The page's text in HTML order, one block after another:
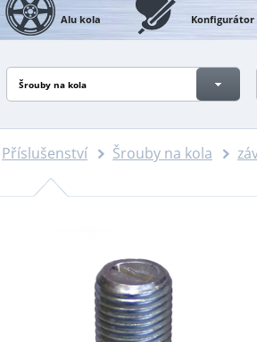
Alu kola Konfigurátor
Šrouby na kola
Příslušenství Šrouby na kola